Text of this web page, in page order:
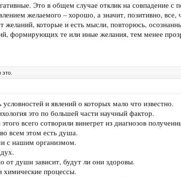
Это в общем случае отклик на совпадение
желаемого – хорошо, а значит, позитивно, все,
желаний, которые и есть мысли, повторюсь,
формирующих те или иные желания, тем менее
это.
и явлений о которых мало что известно.
это по большей части научный фактор.
всего сотворили винегрет из диагнозов
всем этом есть душа.
с нашим организмом.
души зависит, будут ли они здоровы.
процессы.